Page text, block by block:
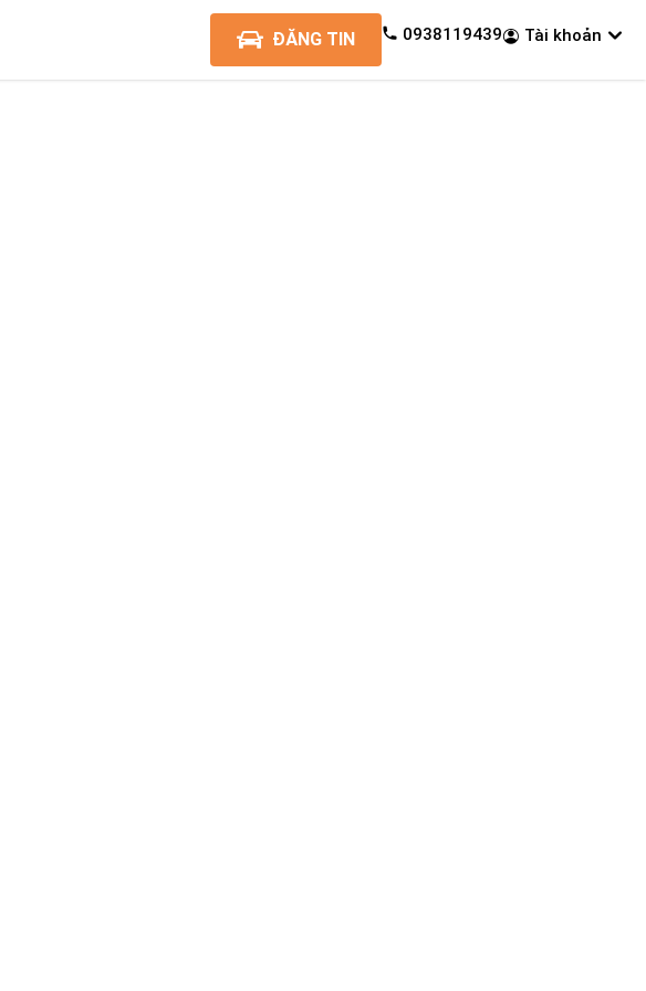
ĐĂNG TIN 0938119439 Tài khoản